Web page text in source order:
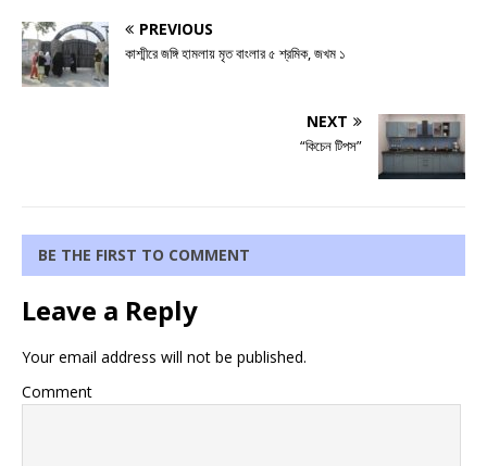
PREVIOUS
কাশ্মীরে জঙ্গি হামলায় মৃত বাংলার ৫ শ্রমিক, জখম ১
NEXT
“কিচেন টিপস”
BE THE FIRST TO COMMENT
Leave a Reply
Your email address will not be published.
Comment